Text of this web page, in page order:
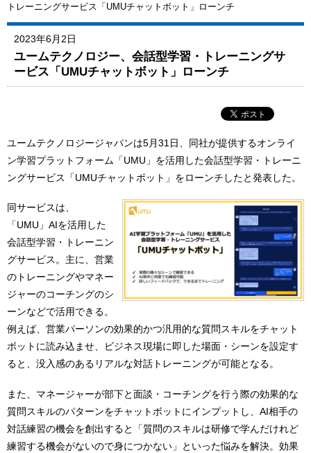
トレーニングサービス「UMUチャットボット」ローンチ
2023年6月2日
ユームテクノロジー、会話型学習・トレーニングサ
ービス「UMUチャットボット」ローンチ
ユームテクノロジージャパンは5月31日、同社が提供するオンライ
ン学習プラットフォーム「UMU」を活用した会話型学習・トレーニ
ングサービス「UMUチャットボット」をローンチしたと発表した。
同サービスは、
「UMU」AIを活用した
会話型学習・トレーニン
グサービス。主に、営業
のトレーニングやマネー
ジャーのコーチングのシ
ーンなどで活用できる。
例えば、営業パーソンの効果的かつ汎用的な質問スキルをチャット
ボットに読み込ませ、ビジネス現場に即した場面・シーンを設定す
ると、没入感のあるリアルな対話トレーニングが可能となる。
また、マネージャーが部下と面談・コーチングを行う際の効果的な
質問スキルのパターンをチャットボットにインプットし、AI相手の
対話練習の機会を創出すると「質問のスキルは研修で学んだけれど
練習する機会がないので身につかない」といった悩みを解決。効果